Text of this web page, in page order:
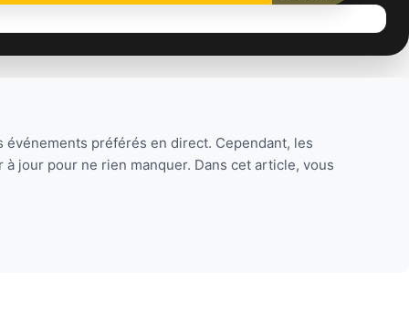
préférés en direct. Cependant, les
jour pour ne rien manquer. Dans cet article, vous